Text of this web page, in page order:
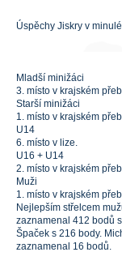
Úspěchy Jiskry v
Mladší minižáci
3. místo v krajském
Starší minižáci
1. místo v krajském
U14
6. místo v lize.
U16 + U14
2. místo v krajském
Muži
1. místo v krajském
Nejlepším střelcem
zaznamenal 412 bodů
Špaček s 216 body.
zaznamenal 16 bodů.